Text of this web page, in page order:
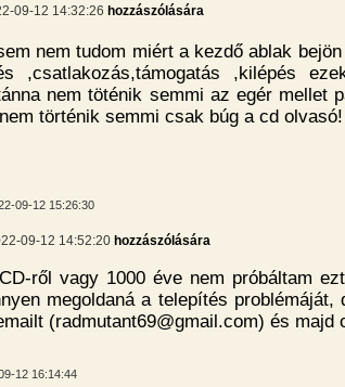
09-12 14:32:26 hozzászólására
nem tudom miért a kezdő ablak
,csatlakozás,támogatás ,kilépés
nem töténik semmi az egér mellet
történik semmi csak búg a cd olvasó!
09-12 15:26:30
09-12 14:52:20hozzászólására
ről vagy 1000 éve nem próbáltam
megoldaná a telepítés problémáját,
(radmutant69@gmail.com) és majd
12 16:14:44